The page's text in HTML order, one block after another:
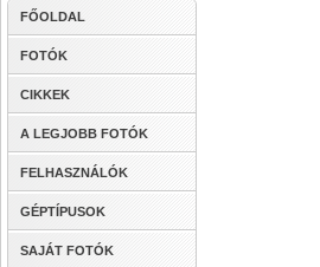
FŐOLDAL
FOTÓK
CIKKEK
A LEGJOBB FOTÓK
FELHASZNÁLÓK
GÉPTÍPUSOK
SAJÁT FOTÓK